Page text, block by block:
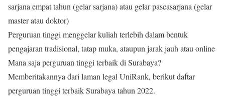
sarjana empat tahun (gelar sarjana) atau gelar pascasarjana (gelar
master atau doktor)
Perguruan tinggi menggelar kuliah terlebih dalam bentuk
pengajaran tradisional, tatap muka, ataupun jarak jauh atau online
Mana saja perguruan tinggi terbaik di Surabaya?
Memberitakannya dari laman legal UniRank, berikut daftar
perguruan tinggi terbaik Surabaya tahun 2022.